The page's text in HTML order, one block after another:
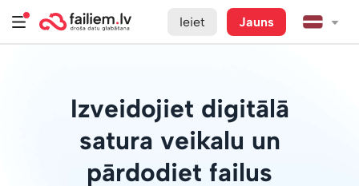
Ieiet Jauns
Izveidojiet digitālā
satura veikalu un
pārdodiet failus